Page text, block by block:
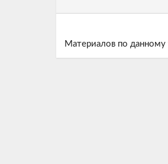
Материалов по данному